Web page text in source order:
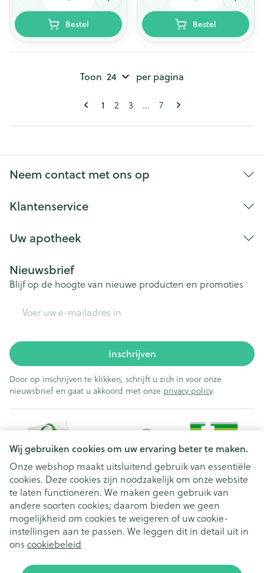
Wij gebruiken cookies om uw ervaring beter te maken.
Onze webshop maakt uitsluitend gebruik van essentiële
cookies. Deze cookies zijn noodzakelijk om onze website
te laten functioneren. We maken geen gebruik van
andere soorten cookies; daarom bieden we geen
mogelijkheid om cookies te weigeren of uw cookie-
instellingen aan te passen. We leggen dit in detail uit in
ons cookiebeleid
Bestel Bestel
Pagina's
U lees momenteel pagina
1 Pagina
2 Pagina
3 ... Pagina
7
Toon per pagina
Neem contact met ons op
Klantenservice
Uw apotheek
Nieuwsbrief
Blijf op de hoogte van nieuwe producten en promoties
Inschrijven
Door op inschrijven te klikken, schrijft u zich in voor onze
nieuwsbrief en gaat u akkoord met onze privacy policy.
Juridische links